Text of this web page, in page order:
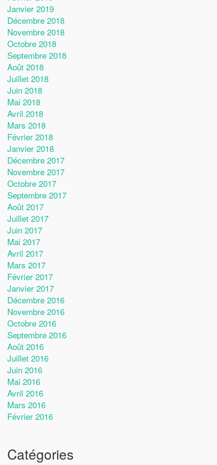
Janvier 2019
Décembre 2018
Novembre 2018
Octobre 2018
Septembre 2018
Août 2018
Juillet 2018
Juin 2018
Mai 2018
Avril 2018
Mars 2018
Février 2018
Janvier 2018
Décembre 2017
Novembre 2017
Octobre 2017
Septembre 2017
Août 2017
Juillet 2017
Juin 2017
Mai 2017
Avril 2017
Mars 2017
Février 2017
Janvier 2017
Décembre 2016
Novembre 2016
Octobre 2016
Septembre 2016
Août 2016
Juillet 2016
Juin 2016
Mai 2016
Avril 2016
Mars 2016
Février 2016
Catégories